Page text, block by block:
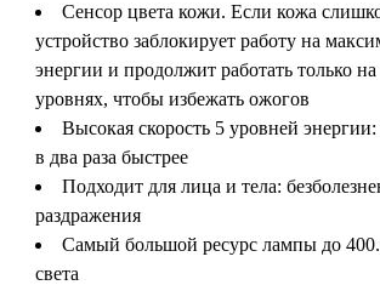
Сенсор цвета кожи. Если кожа
устройство заблокирует работу на
энергии и продолжит работать только
уровнях, чтобы избежать ожогов
Высокая скорость 5 уровней
в два раза быстрее
Подходит для лица и тела:
раздражения
Самый большой ресурс лампы до
света